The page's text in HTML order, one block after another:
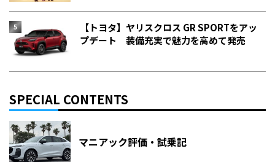
【トヨタ】ヤリスクロス GR SPORTをアッ
プデート 装備充実で魅力を高めて発売
SPECIAL CONTENTS
マニアック評価・試乗記